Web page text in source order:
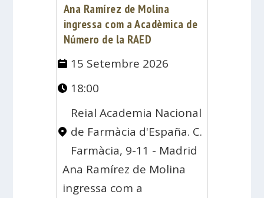
Ana Ramírez de Molina
ingressa com a Acadèmica de
Número de la RAED
15 Setembre 2026
18:00
Reial Academia Nacional
de Farmàcia d'España. C.
Farmàcia, 9-11 - Madrid
Ana Ramírez de Molina
ingressa com a